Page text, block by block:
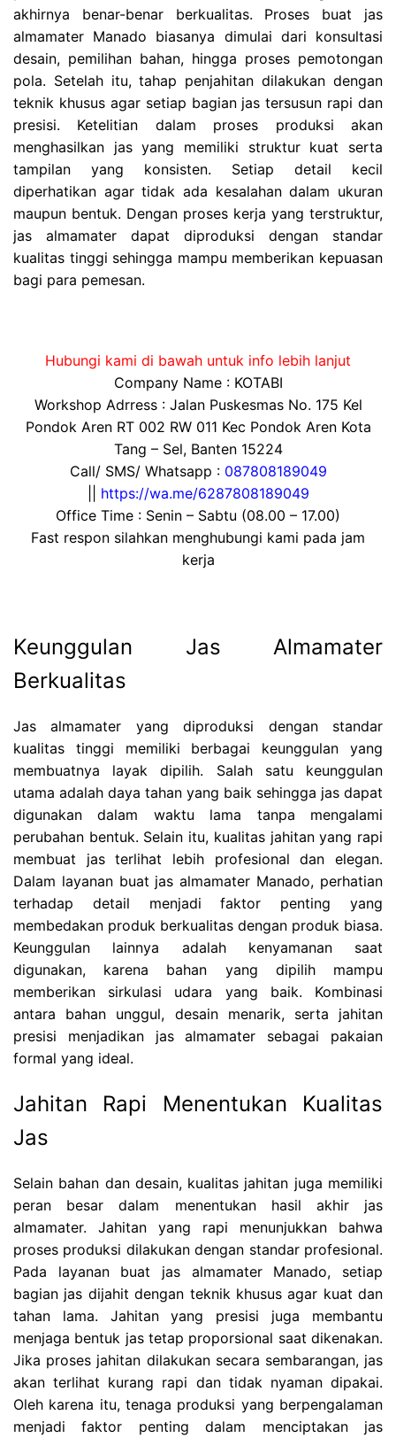
akhirnya benar-benar berkualitas. Proses buat jas
almamater Manado biasanya dimulai dari konsultasi
desain, pemilihan bahan, hingga proses pemotongan
pola. Setelah itu, tahap penjahitan dilakukan dengan
teknik khusus agar setiap bagian jas tersusun rapi dan
presisi. Ketelitian dalam proses produksi akan
menghasilkan jas yang memiliki struktur kuat serta
tampilan yang konsisten. Setiap detail kecil
diperhatikan agar tidak ada kesalahan dalam ukuran
maupun bentuk. Dengan proses kerja yang terstruktur,
jas almamater dapat diproduksi dengan standar
kualitas tinggi sehingga mampu memberikan kepuasan
bagi para pemesan.
Hubungi kami di bawah untuk info lebih lanjut
Company Name : KOTABI
Workshop Adrress : Jalan Puskesmas No. 175 Kel
Pondok Aren RT 002 RW 011 Kec Pondok Aren Kota
Tang – Sel, Banten 15224
Call/ SMS/ Whatsapp : 087808189049
https://wa.me/6287808189049
Office Time : Senin – Sabtu (08.00 – 17.00)
Fast respon silahkan menghubungi kami pada jam
kerja
Keunggulan Jas Almamater
Berkualitas
Jas almamater yang diproduksi dengan standar
kualitas tinggi memiliki berbagai keunggulan yang
membuatnya layak dipilih. Salah satu keunggulan
utama adalah daya tahan yang baik sehingga jas dapat
digunakan dalam waktu lama tanpa mengalami
perubahan bentuk. Selain itu, kualitas jahitan yang rapi
membuat jas terlihat lebih profesional dan elegan.
Dalam layanan buat jas almamater Manado, perhatian
terhadap detail menjadi faktor penting yang
membedakan produk berkualitas dengan produk biasa.
Keunggulan lainnya adalah kenyamanan saat
digunakan, karena bahan yang dipilih mampu
memberikan sirkulasi udara yang baik. Kombinasi
antara bahan unggul, desain menarik, serta jahitan
presisi menjadikan jas almamater sebagai pakaian
formal yang ideal.
Jahitan Rapi Menentukan Kualitas
Jas
Selain bahan dan desain, kualitas jahitan juga memiliki
peran besar dalam menentukan hasil akhir jas
almamater. Jahitan yang rapi menunjukkan bahwa
proses produksi dilakukan dengan standar profesional.
Pada layanan buat jas almamater Manado, setiap
bagian jas dijahit dengan teknik khusus agar kuat dan
tahan lama. Jahitan yang presisi juga membantu
menjaga bentuk jas tetap proporsional saat dikenakan.
Jika proses jahitan dilakukan secara sembarangan, jas
akan terlihat kurang rapi dan tidak nyaman dipakai.
Oleh karena itu, tenaga produksi yang berpengalaman
menjadi faktor penting dalam menciptakan jas